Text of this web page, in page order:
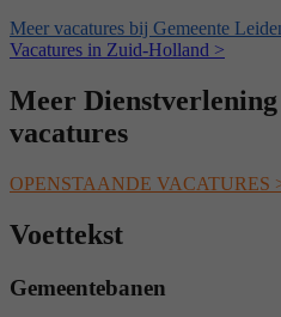
Meer vacatures bij Gemeente
Vacatures in Zuid-Holland >
Meer
vacatures
OPENSTAANDE VACATURES
Voettekst
Gemeentebanen